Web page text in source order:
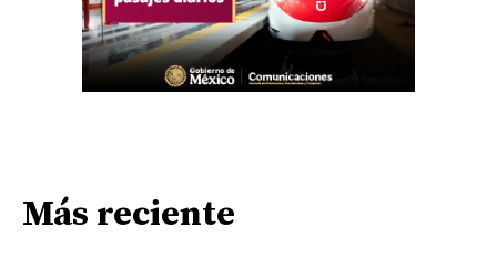
Más reciente